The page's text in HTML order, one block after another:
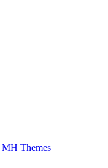
MH Themes